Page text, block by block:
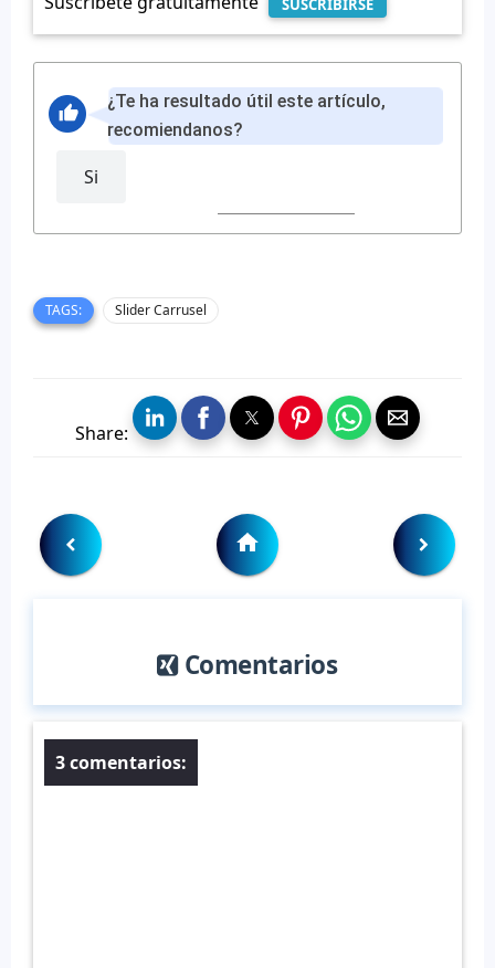
SUSCRIBIRSE
¿Te ha resultado útil este artículo,
recomiendanos?
Si
TAGS: Slider Carrusel
Share:
Comentarios
3 comentarios: